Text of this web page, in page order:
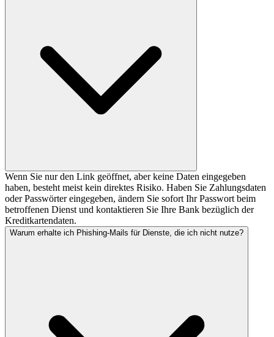
Wenn Sie nur den Link geöffnet, aber keine Daten eingegeben
haben, besteht meist kein direktes Risiko. Haben Sie Zahlungsdaten
oder Passwörter eingegeben, ändern Sie sofort Ihr Passwort beim
betroffenen Dienst und kontaktieren Sie Ihre Bank bezüglich der
Kreditkartendaten.
Warum erhalte ich Phishing-Mails für Dienste, die ich nicht nutze?